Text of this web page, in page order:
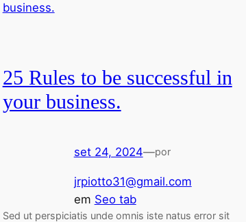
25 Rules to be successful in
your business.
set 24, 2024—por
jrpiotto31@gmail.com
em Seo tab
Sed ut perspiciatis unde omnis iste natus error sit